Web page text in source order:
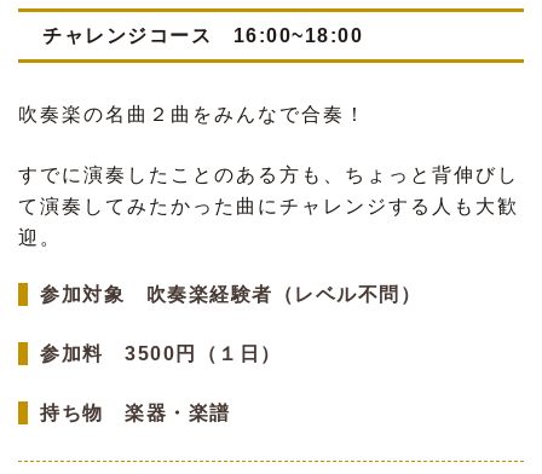
チャレンジコース 16:00~18:00
吹奏楽の名曲２曲をみんなで合奏！
すでに演奏したことのある方も、ちょっと背伸びし
て演奏してみたかった曲にチャレンジする人も大歓
迎。
参加対象 吹奏楽経験者（レベル不問）
参加料 3500円（１日）
持ち物 楽器・楽譜